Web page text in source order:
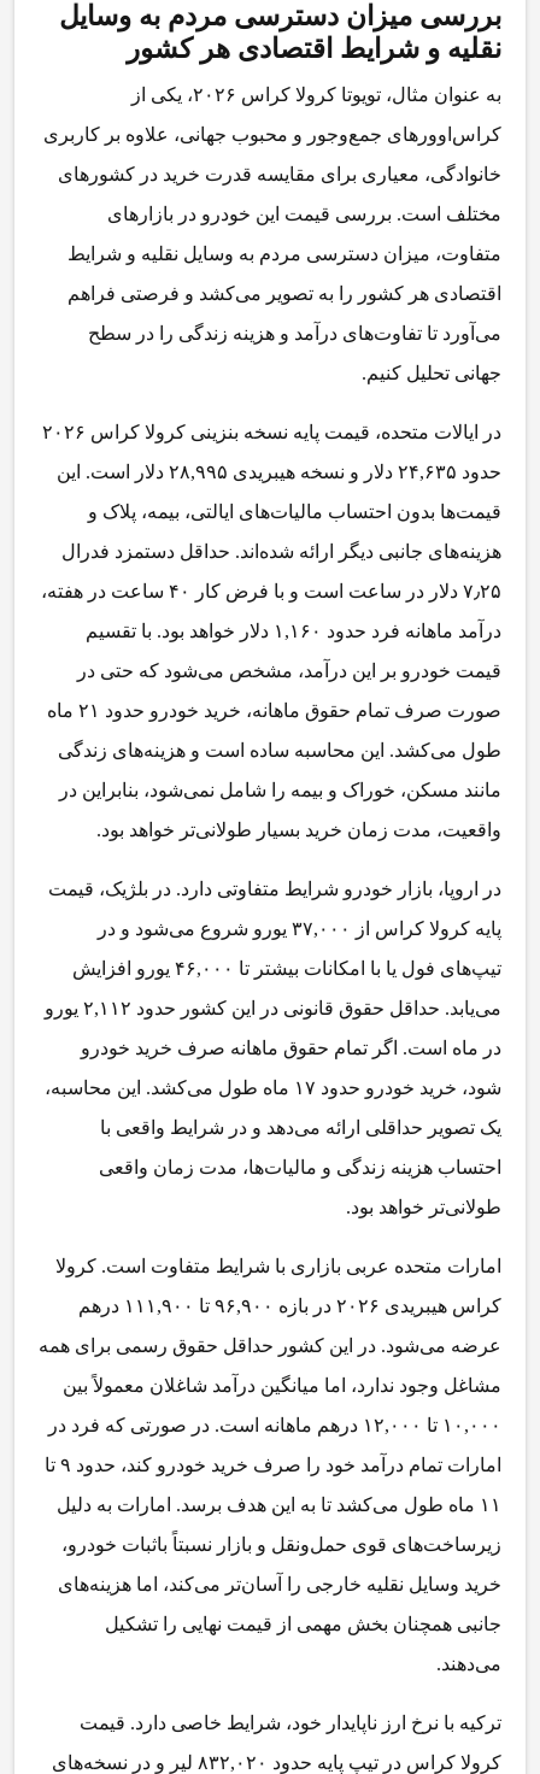
بررسی میزان دسترسی مردم به وسایل
نقلیه و شرایط اقتصادی هر کشور
به عنوان مثال، تویوتا کرولا کراس ۲۰۲۶، یکی از
کراس‌اوورهای جمع‌وجور و محبوب جهانی، علاوه بر کاربری
خانوادگی، معیاری برای مقایسه قدرت خرید در کشورهای
مختلف است. بررسی قیمت این خودرو در بازارهای
متفاوت، میزان دسترسی مردم به وسایل نقلیه و شرایط
اقتصادی هر کشور را به تصویر می‌کشد و فرصتی فراهم
می‌آورد تا تفاوت‌های درآمد و هزینه زندگی را در سطح
جهانی تحلیل کنیم.
در ایالات متحده، قیمت پایه نسخه بنزینی کرولا کراس ۲۰۲۶
حدود ۲۴,۶۳۵ دلار و نسخه هیبریدی ۲۸,۹۹۵ دلار است. این
قیمت‌ها بدون احتساب مالیات‌های ایالتی، بیمه، پلاک و
هزینه‌های جانبی دیگر ارائه شده‌اند. حداقل دستمزد فدرال
۷٫۲۵ دلار در ساعت است و با فرض کار ۴۰ ساعت در هفته،
درآمد ماهانه فرد حدود ۱,۱۶۰ دلار خواهد بود. با تقسیم
قیمت خودرو بر این درآمد، مشخص می‌شود که حتی در
صورت صرف تمام حقوق ماهانه، خرید خودرو حدود ۲۱ ماه
طول می‌کشد. این محاسبه ساده است و هزینه‌های زندگی
مانند مسکن، خوراک و بیمه را شامل نمی‌شود، بنابراین در
واقعیت، مدت زمان خرید بسیار طولانی‌تر خواهد بود.
در اروپا، بازار خودرو شرایط متفاوتی دارد. در بلژیک، قیمت
پایه کرولا کراس از ۳۷,۰۰۰ یورو شروع می‌شود و در
تیپ‌های فول یا با امکانات بیشتر تا ۴۶,۰۰۰ یورو افزایش
می‌یابد. حداقل حقوق قانونی در این کشور حدود ۲,۱۱۲ یورو
در ماه است. اگر تمام حقوق ماهانه صرف خرید خودرو
شود، خرید خودرو حدود ۱۷ ماه طول می‌کشد. این محاسبه،
یک تصویر حداقلی ارائه می‌دهد و در شرایط واقعی با
احتساب هزینه زندگی و مالیات‌ها، مدت زمان واقعی
طولانی‌تر خواهد بود.
امارات متحده عربی بازاری با شرایط متفاوت است. کرولا
کراس هیبریدی ۲۰۲۶ در بازه ۹۶,۹۰۰ تا ۱۱۱,۹۰۰ درهم
عرضه می‌شود. در این کشور حداقل حقوق رسمی برای همه
مشاغل وجود ندارد، اما میانگین درآمد شاغلان معمولاً بین
۱۰,۰۰۰ تا ۱۲,۰۰۰ درهم ماهانه است. در صورتی که فرد در
امارات تمام درآمد خود را صرف خرید خودرو کند، حدود ۹ تا
۱۱ ماه طول می‌کشد تا به این هدف برسد. امارات به دلیل
زیرساخت‌های قوی حمل‌ونقل و بازار نسبتاً باثبات خودرو،
خرید وسایل نقلیه خارجی را آسان‌تر می‌کند، اما هزینه‌های
جانبی همچنان بخش مهمی از قیمت نهایی را تشکیل
می‌دهند.
ترکیه با نرخ ارز ناپایدار خود، شرایط خاصی دارد. قیمت
کرولا کراس در تیپ پایه حدود ۸۳۲,۰۲۰ لیر و در نسخه‌های